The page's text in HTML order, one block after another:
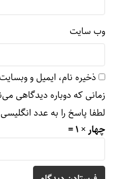
وب‌ سایت
ذخیره نام، ایمیل و
زمانی که دوباره دیدگاهی
لطفا پاسخ را به عدد
چهار × 1 =